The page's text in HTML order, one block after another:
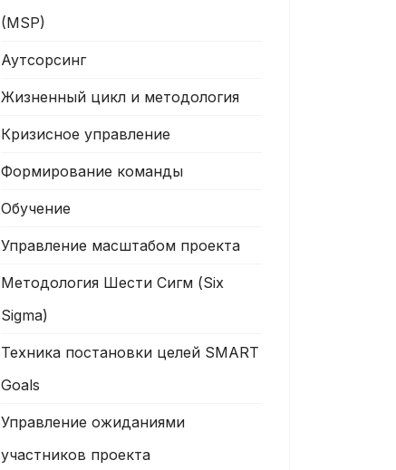
(MSP)
Аутсорсинг
Жизненный цикл и методология
Кризисное управление
Формирование команды
Обучение
Управление масштабом проекта
Методология Шести Cигм (Six
Sigma)
Техника постановки целей SMART
Goals
Управление ожиданиями
участников проекта